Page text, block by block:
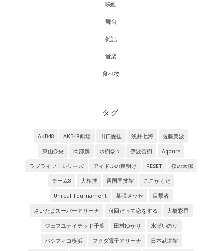
映画
舞台
雑記
音楽
食べ物
タグ
AKB48 AKB48劇場 田口愛佳 浅井七海
佐藤美波
東山奈央
岡部麟 水樹奈々 伊波杏樹
Aqours
ラブライブ！シリーズ
アイドルの夜明け RESET
僕の太陽
チーム8
大相撲 両国国技館
ここからだ
Unreal Tournament
幕張メッセ
目撃者
さいたまスーパーアリーナ
何回だって恋をする
大橋彩香
ジェフユナイテッド千葉
田村ゆかり
水瀬いのり
パシフィコ横浜
フクダ電子アリーナ
日本武道館